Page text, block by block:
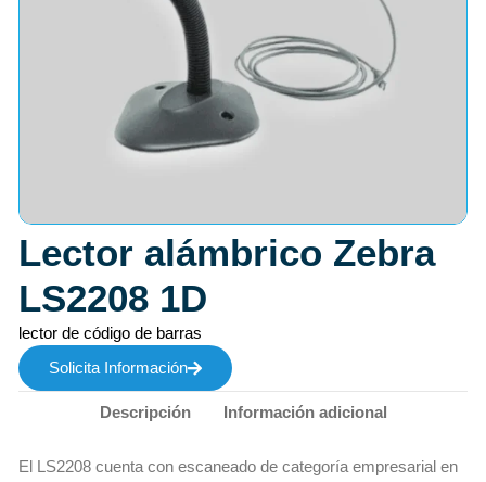
Lector alámbrico Zebra
LS2208 1D
lector de código de barras
Solicita Información
Descripción Información adicional
El LS2208 cuenta con escaneado de categoría empresarial en